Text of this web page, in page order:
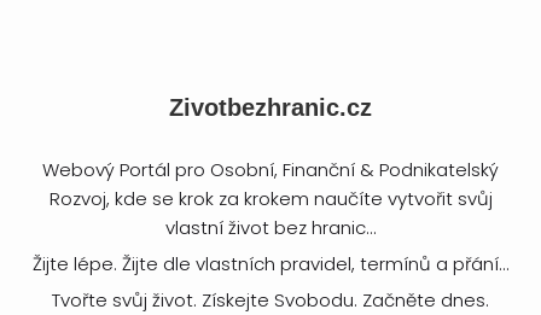
Zivotbezhranic.cz
Webový Portál pro Osobní, Finanční & Podnikatelský
Rozvoj, kde se krok za krokem naučíte vytvořit svůj
vlastní život bez hranic...
Žijte lépe. Žijte dle vlastních pravidel, termínů a přání...
Tvořte svůj život. Získejte Svobodu. Začněte dnes.